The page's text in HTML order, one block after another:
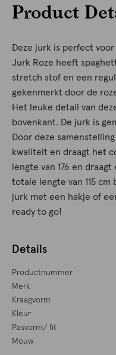
Product
Deze jurk is perfect
Jurk Roze heeft
stretch stof en een
gekenmerkt door de
Het leuke detail van
bovenkant. De jurk is
Door deze
kwaliteit en draagt het
lengte van 176 en
totale lengte van 115
jurk met een hakje of
ready to go!
Details
Productnummer
Merk
Kraagvorm
Kleur
Pasvorm/ fit
Mouw